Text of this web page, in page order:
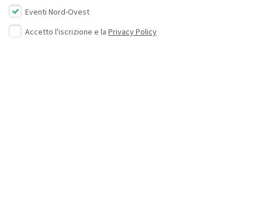
Eventi Nord-Ovest
Accetto l'iscrizione e la Privacy Policy